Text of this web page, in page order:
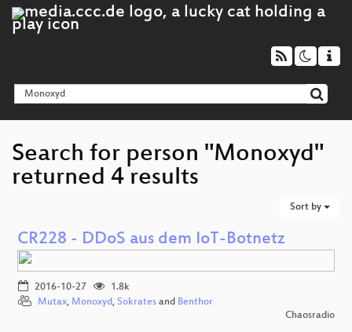
Search for person "Monoxyd"
returned 4 results
Sort by
CR228 - DDoS aus dem IoT-Botnetz
2016-10-27
1.8k
Mutax, Monoxyd, Sokrates and Benthor
Chaosradio